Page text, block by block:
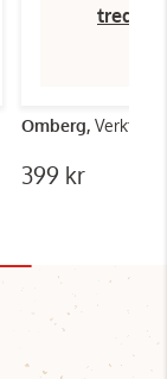
Omberg,
399 kr